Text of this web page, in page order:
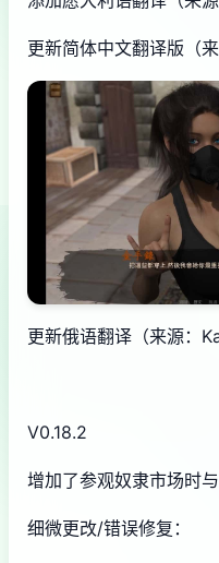
更新简体中文翻译版（来
更新俄语翻译（来源：
V0.18.2
增加了参观奴隶市场时
细微更改/错误修复：